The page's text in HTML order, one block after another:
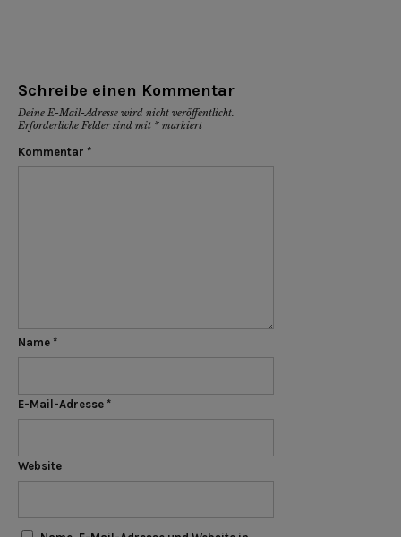
Schreibe einen Kommentar
Deine E-Mail-Adresse wird nicht veröffentlicht.
Erforderliche Felder sind mit * markiert
Kommentar *
Name *
E-Mail-Adresse *
Website